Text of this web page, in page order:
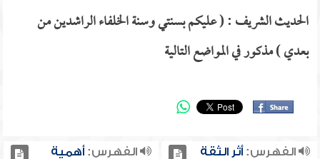
الحديث الشريف : ( عليكم بسنتي وسنة الخلفاء الراشدين من
بعدي ) مذكور في المواضع التالية
الفهرس:أثر الثقة
الفهرس:أهمية